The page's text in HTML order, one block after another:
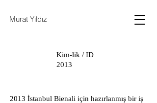
Murat Yıldız
Kim-lik / ID
2013
2013 İstanbul Bienali için hazırlanmış bir iş